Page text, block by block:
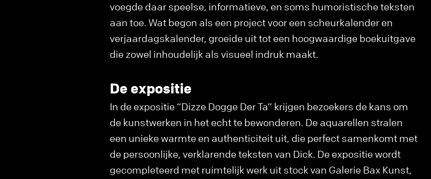
voegde daar speelse, informatieve, en soms humoristische teksten
aan toe. Wat begon als een project voor een scheurkalender en
verjaardagskalender, groeide uit tot een hoogwaardige boekuitgave
die zowel inhoudelijk als visueel indruk maakt.
De expositie
In de expositie “Dizze Dogge Der Ta” krijgen bezoekers de kans om
de kunstwerken in het echt te bewonderen. De aquarellen stralen
een unieke warmte en authenticiteit uit, die perfect samenkomt met
de persoonlijke, verklarende teksten van Dick. De expositie wordt
gecompleteerd met ruimtelijk werk uit stock van Galerie Bax Kunst,